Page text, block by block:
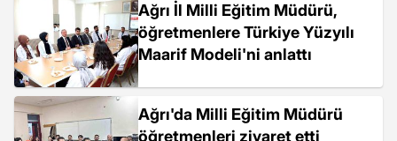
Ağrı İl Milli Eğitim Müdürü,
öğretmenlere Türkiye Yüzyılı
Maarif Modeli'ni anlattı
Ağrı'da Milli Eğitim Müdürü
öğretmenleri ziyaret etti